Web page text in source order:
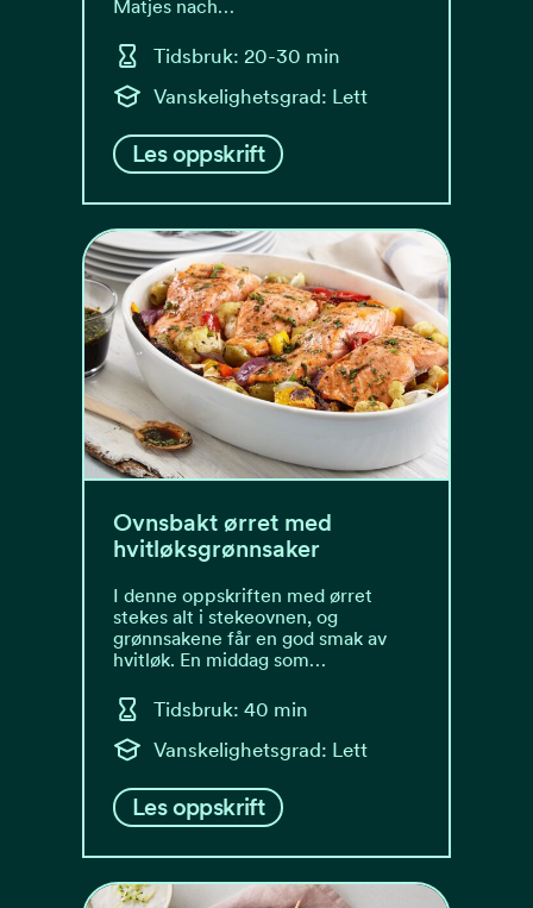
Matjes nach…
Tidsbruk: 20-30 min
Vanskelighetsgrad: Lett
Les oppskrift
Ovnsbakt ørret med
hvitløksgrønnsaker
I denne oppskriften med ørret
stekes alt i stekeovnen, og
grønnsakene får en god smak av
hvitløk. En middag som…
Tidsbruk: 40 min
Vanskelighetsgrad: Lett
Les oppskrift